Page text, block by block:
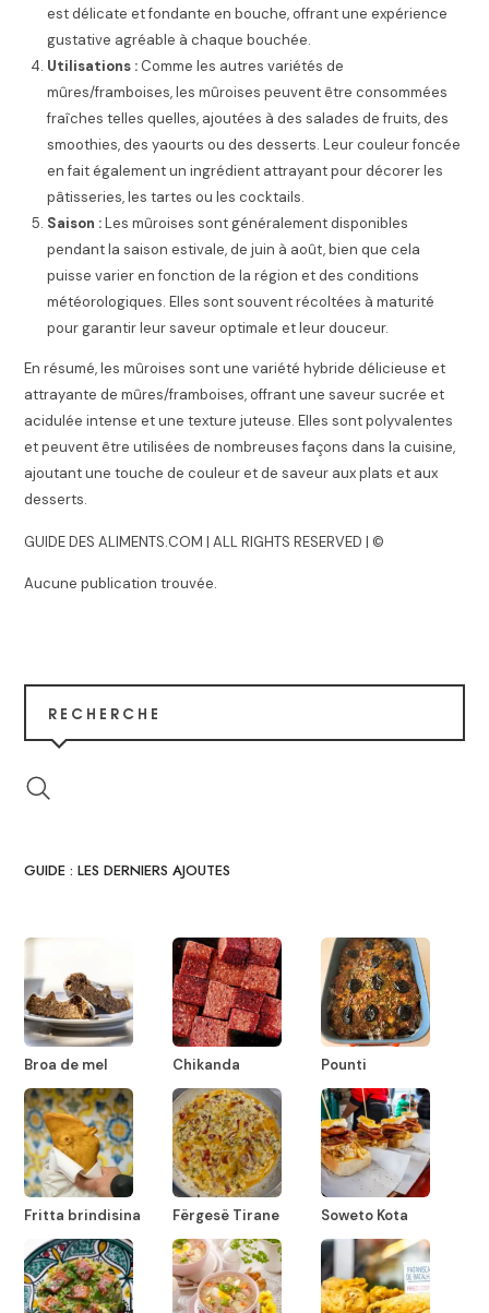
est délicate et fondante en bouche, offrant une expérience
gustative agréable à chaque bouchée.
Utilisations : Comme les autres variétés de
mûres/framboises, les mûroises peuvent être consommées
fraîches telles quelles, ajoutées à des salades de fruits, des
smoothies, des yaourts ou des desserts. Leur couleur foncée
en fait également un ingrédient attrayant pour décorer les
pâtisseries, les tartes ou les cocktails.
Saison :Les mûroises sont généralement disponibles
pendant la saison estivale, de juin à août, bien que cela
puisse varier en fonction de la région et des conditions
météorologiques. Elles sont souvent récoltées à maturité
pour garantir leur saveur optimale et leur douceur.
En résumé, les mûroises sont une variété hybride délicieuse et
attrayante de mûres/framboises, offrant une saveur sucrée et
acidulée intense et une texture juteuse. Elles sont polyvalentes
et peuvent être utilisées de nombreuses façons dans la cuisine,
ajoutant une touche de couleur et de saveur aux plats et aux
desserts.
GUIDE DES ALIMENTS.COM | ALL RIGHTS RESERVED | ©
Aucune publication trouvée.
RECHERCHE
GUIDE : LES DERNIERS AJOUTES
Broa de mel Chikanda Pounti
Fritta brindisina Fërgesë Tirane Soweto Kota